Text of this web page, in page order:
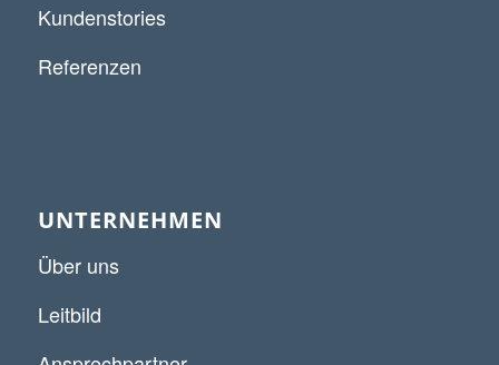
Kundenstories
Referenzen
UNTERNEHMEN
Über uns
Leitbild